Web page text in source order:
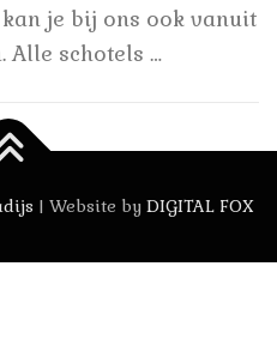
je bij ons ook vanuit
Alle schotels …
| Website by DIGITAL FOX